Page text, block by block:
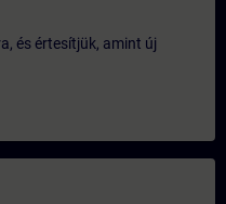
és értesítjük, amint új